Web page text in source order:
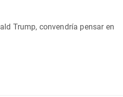
Trump, convendría pensar en